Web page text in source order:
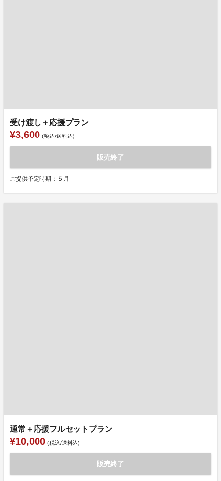
受け渡し＋応援プラン
¥3,600 (税込/送料込)
販売終了
ご提供予定時期：５月
通常＋応援フルセットプラン
¥10,000 (税込/送料込)
販売終了